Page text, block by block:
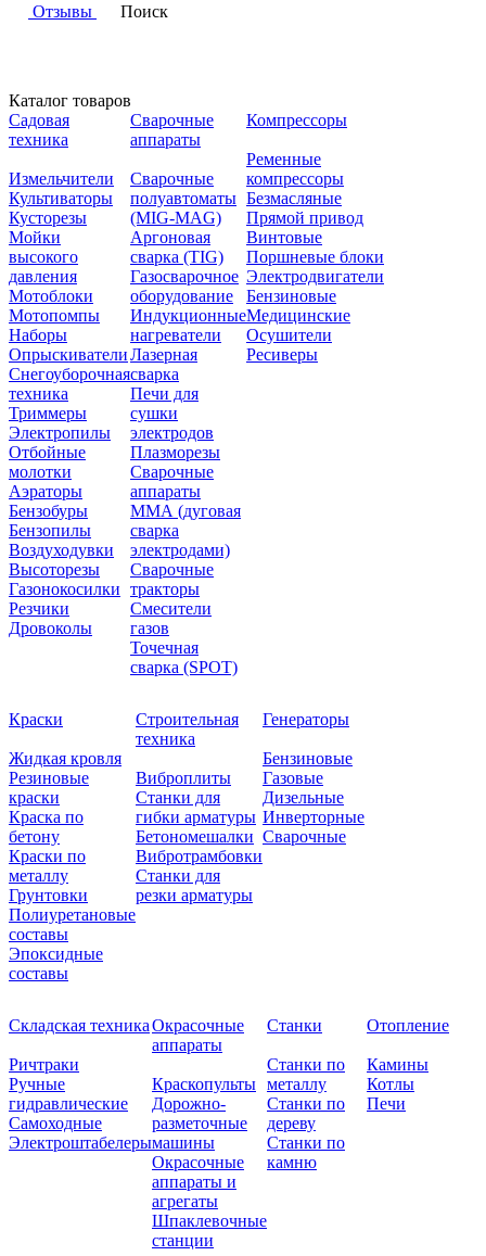
Отзывы
Поиск
Каталог товаров
Садовая
техника
Измельчители
Культиваторы
Кусторезы
Мойки
высокого
давления
Мотоблоки
Мотопомпы
Наборы
Опрыскиватели
Снегоуборочная
техника
Триммеры
Электропилы
Отбойные
молотки
Аэраторы
Бензобуры
Бензопилы
Воздуходувки
Высоторезы
Газонокосилки
Резчики
Дровоколы
Сварочные
аппараты
Сварочные
полуавтоматы
(MIG-MAG)
Аргоновая
сварка (TIG)
Газосварочное
оборудование
Индукционные
нагреватели
Лазерная
сварка
Печи для
сушки
электродов
Плазморезы
Сварочные
аппараты
ММА (дуговая
сварка
электродами)
Сварочные
тракторы
Смесители
газов
Точечная
сварка (SPOT)
Компрессоры
Ременные
компрессоры
Безмасляные
Прямой привод
Винтовые
Поршневые блоки
Электродвигатели
Бензиновые
Медицинские
Осушители
Ресиверы
Краски
Жидкая кровля
Резиновые
краски
Краска по
бетону
Краски по
металлу
Грунтовки
Полиуретановые
составы
Эпоксидные
составы
Строительная
техника
Виброплиты
Станки для
гибки арматуры
Бетономешалки
Вибротрамбовки
Станки для
резки арматуры
Генераторы
Бензиновые
Газовые
Дизельные
Инверторные
Сварочные
Складская техника
Ричтраки
Ручные
гидравлические
Самоходные
Электроштабелеры
Окрасочные
аппараты
Краскопульты
Дорожно-
разметочные
машины
Окрасочные
аппараты и
агрегаты
Шпаклевочные
станции
Станки
Станки по
металлу
Станки по
дереву
Станки по
камню
Отопление
Камины
Котлы
Печи